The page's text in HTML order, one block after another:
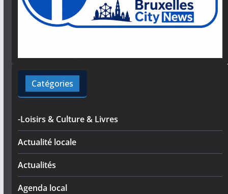
Catégories
-Loisirs & Culture & Livres
Actualité locale
Actualités
Agenda local